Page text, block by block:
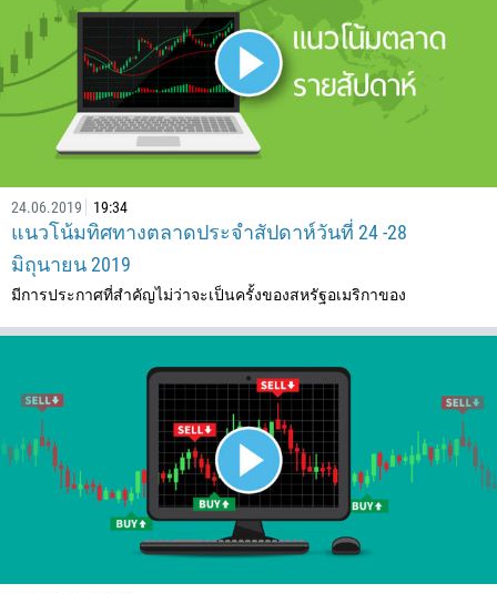
24.06.2019 19:34
แนวโน้มทิศทางตลาดประจำสัปดาห์วันที่ 24 -28
มิถุนายน 2019
มีการประกาศที่สำคัญไม่ว่าจะเป็นครั้งของสหรัฐอเมริกาของ
เบอร์โทรศัพท์มือถือ
1
1684
376
244
สามารถโทรศัพท์หาได้เมื่อ
— 23:00
กรอกอีเมลของคุณ